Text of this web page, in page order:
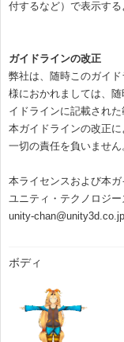
付するなど）で表示する
ガイドラインの改正
弊社は、随時このガイ
様におかれましては、
イドラインに記載され
本ガイドラインの改正
一切の責任を負いません
本ライセンスおよび本
ユニティ・テクノロジ
unity-chan@unity3d.co.jp
ボディ